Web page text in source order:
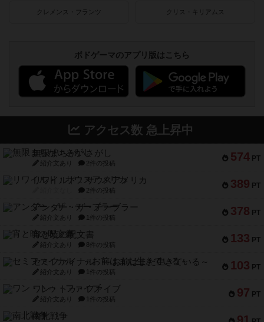
クレメンス・フランツ クリス・キリアムス
ボドゲーマのアプリ版はこちら
アクセス数 急上昇中
574 PT
無限まちがいさがし
紹介文あり 2件の投稿
389 PT
リワイルド：サウスアメリカ
2件の投稿
378 PT
アンダー・ザ・テーブラー
紹介文あり 1件の投稿
133 PT
宵と暁の呪文書
紹介文あり 8件の投稿
103 PT
セミファイナル ～お前はまだ生きている～
紹介文あり 1件の投稿
97 PT
ワン・トゥ・ファイブ
紹介文あり 1件の投稿
南北戦争